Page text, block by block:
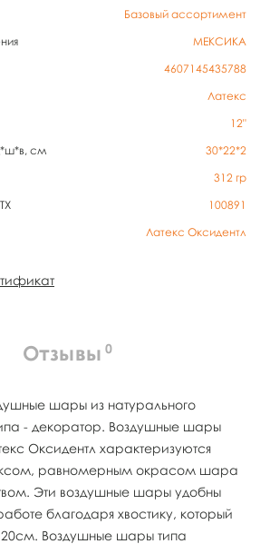
Базовый ассортимент
МЕКСИКА
4607145435788
Латекс
12"
см
30*22*2
312 гр
100891
Латекс Оксидентл
Отзывы 0
шары из натурального
- декоратор. Воздушные шары
Оксидентл характеризуются
равномерным окрасом шара
Эти воздушные шары удобны
благодаря хвостику, который
20см. Воздушные шары типа